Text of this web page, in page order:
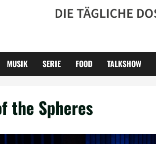
MUSIK SERIE FOOD TALKSHOW
the Spheres